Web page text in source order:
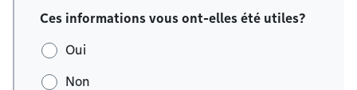
Ces informations vous ont-elles été utiles?
Oui
Non